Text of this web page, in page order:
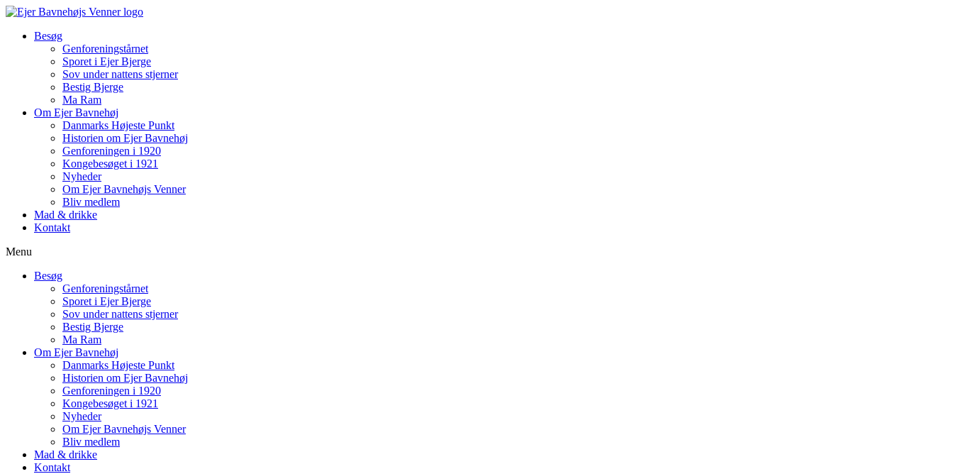
Besøg
Genforenings­tårnet
Sporet i Ejer Bjerge
Sov under nattens stjerner
Bestig Bjerge
Ma Ram
Om Ejer Bavnehøj
Danmarks Højeste Punkt
Historien om Ejer Bavnehøj
Genforeningen i 1920
Kongebesøget i 1921
Nyheder
Om Ejer Bavnehøjs Venner
Bliv medlem
Mad & drikke
Kontakt
Menu
Besøg
Genforenings­tårnet
Sporet i Ejer Bjerge
Sov under nattens stjerner
Bestig Bjerge
Ma Ram
Om Ejer Bavnehøj
Danmarks Højeste Punkt
Historien om Ejer Bavnehøj
Genforeningen i 1920
Kongebesøget i 1921
Nyheder
Om Ejer Bavnehøjs Venner
Bliv medlem
Mad & drikke
Kontakt